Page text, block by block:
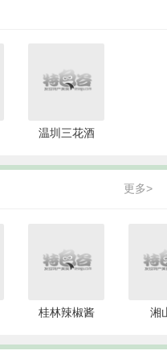
温圳三花酒
更多>
桂林辣椒酱 湘